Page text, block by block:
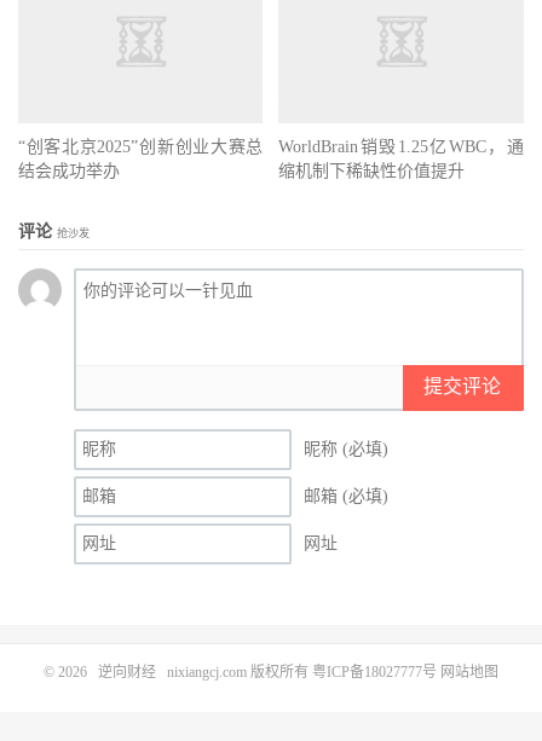
“创客北京2025”创新创业大赛总
结会成功举办
WorldBrain销毁1.25亿WBC，通
缩机制下稀缺性价值提升
评论 抢沙发
提交评论
昵称 (必填)
邮箱 (必填)
网址
© 2026 逆向财经 nixiangcj.com 版权所有 粤ICP备18027777号 网站地图